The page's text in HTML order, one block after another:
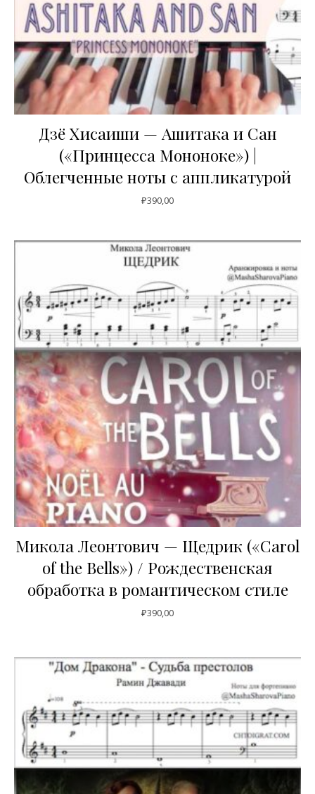
Дзё Хисаиши — Ашитака и Сан
(«Принцесса Мононоке») |
Облегченные ноты с аппликатурой
₽390,00
Микола Леонтович — Щедрик («Carol
of the Bells») / Рождественская
обработка в романтическом стиле
₽390,00